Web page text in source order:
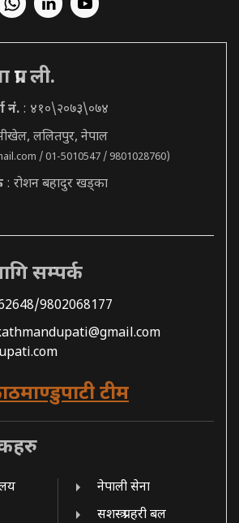
ली.
नं. : ४१०\२०७३\०७४
ललितपुर, नेपाल
/ 01-5010547 / 9801028760)
: रोशन बहादुर खड्का
सम्पर्क
9802068177
टीम
नेपाली सेना
सशस्त्र प्रहरी बल